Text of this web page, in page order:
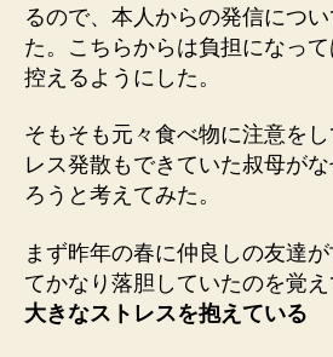
るので、本人からの発信につ
た。こちらからは負担になっ
控えるようにした。
そもそも元々食べ物に注意を
レス発散もできていた叔母が
ろうと考えてみた。
まず昨年の春に仲良しの友達
てかなり落胆していたのを覚え
大きなストレスを抱えている